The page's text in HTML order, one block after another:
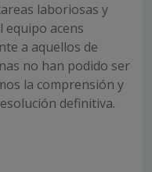
laboriosas y
equipo acens
a aquellos de
no han podido ser
la comprensión y
definitiva.